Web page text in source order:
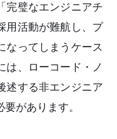
完璧なエンジニアチ
用活動が難航し、プ
なってしまうケース
は、ローコード・ノ
述する非エンジニア
があります。